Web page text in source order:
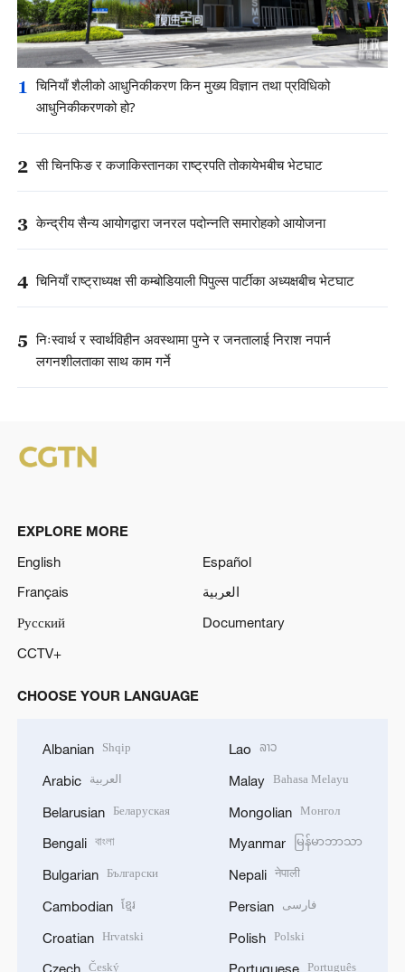
1 चिनियाँ शैलीको आधुनिकीकरण किन मुख्य विज्ञान तथा प्रविधिको
आधुनिकीकरणको हो?
2 सी चिनफिङ र कजाकिस्तानका राष्ट्रपति तोकायेभबीच भेटघाट
3 केन्द्रीय सैन्य आयोगद्वारा जनरल पदोन्नति समारोहको आयोजना
4 चिनियाँ राष्ट्राध्यक्ष सी कम्बोडियाली पिपुल्स पार्टीका अध्यक्षबीच भेटघाट
5 निःस्वार्थ र स्वार्थविहीन अवस्थामा पुग्ने र जनतालाई निराश नपार्न
लगनशीलताका साथ काम गर्ने
EXPLORE MORE
English
Español
Français
العربية
Русский
Documentary
CCTV+
CHOOSE YOUR LANGUAGE
Albanian Shqip
Arabic العربية
Belarusian Беларуская
Bengali বাংলা
Bulgarian Български
Cambodian ខ្មែរ
Croatian Hrvatski
Czech Český
Lao ລາວ
Malay Bahasa Melayu
Mongolian Монгол
Myanmar မြန်မာဘာသာ
Nepali नेपाली
Persian فارسی
Polish Polski
Portuguese Português